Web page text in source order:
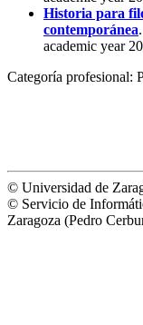
Historia para
contemporánea
academic year
Categoría profesional:
© Universidad de
© Servicio de
Zaragoza (Pedro